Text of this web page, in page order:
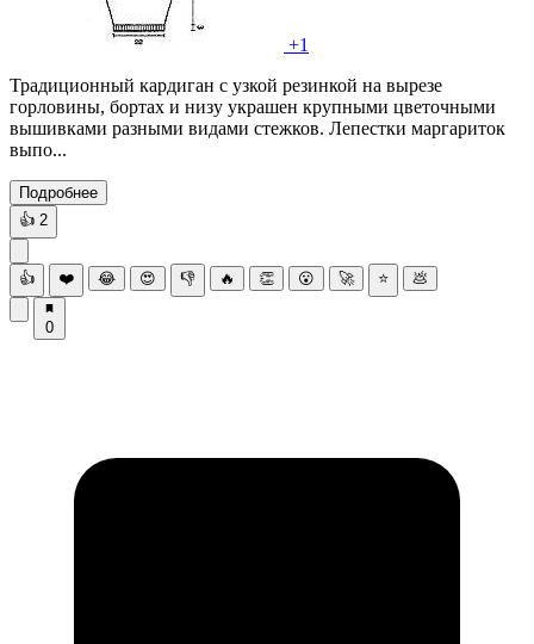
+1
Традиционный кардиган с узкой резинкой на вырезе
горловины, бортах и низу украшен крупными цветочными
вышивками разными видами стежков. Лепестки маргариток
выпо...
Подробнее
👍 2
👍 ❤️ 😂 😍 👎 🔥 👏 😮 🚀 ⭐ 💩
0